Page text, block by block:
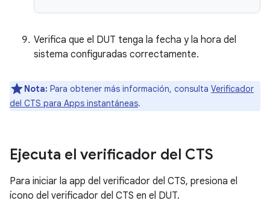
Verifica que el DUT tenga la fecha y la hora del
sistema configuradas correctamente.
Nota: Para obtener más información, consulta Verificador
del CTS para Apps instantáneas.
Ejecuta el verificador del CTS
Para iniciar la app del verificador del CTS, presiona el
ícono del verificador del CTS en el DUT.